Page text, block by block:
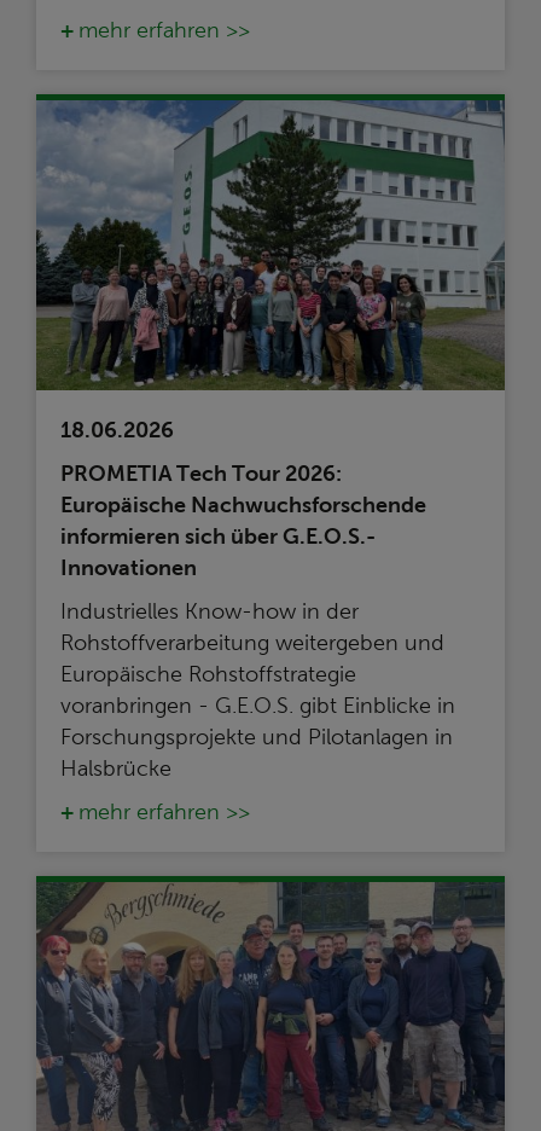
mehr erfahren >>
18.06.2026
PROMETIA Tech Tour 2026:
Europäische Nachwuchsforschende
informieren sich über G.E.O.S.-
Innovationen
Industrielles Know-how in der
Rohstoffverarbeitung weitergeben und
Europäische Rohstoffstrategie
voranbringen - G.E.O.S. gibt Einblicke in
Forschungsprojekte und Pilotanlagen in
Halsbrücke
mehr erfahren >>